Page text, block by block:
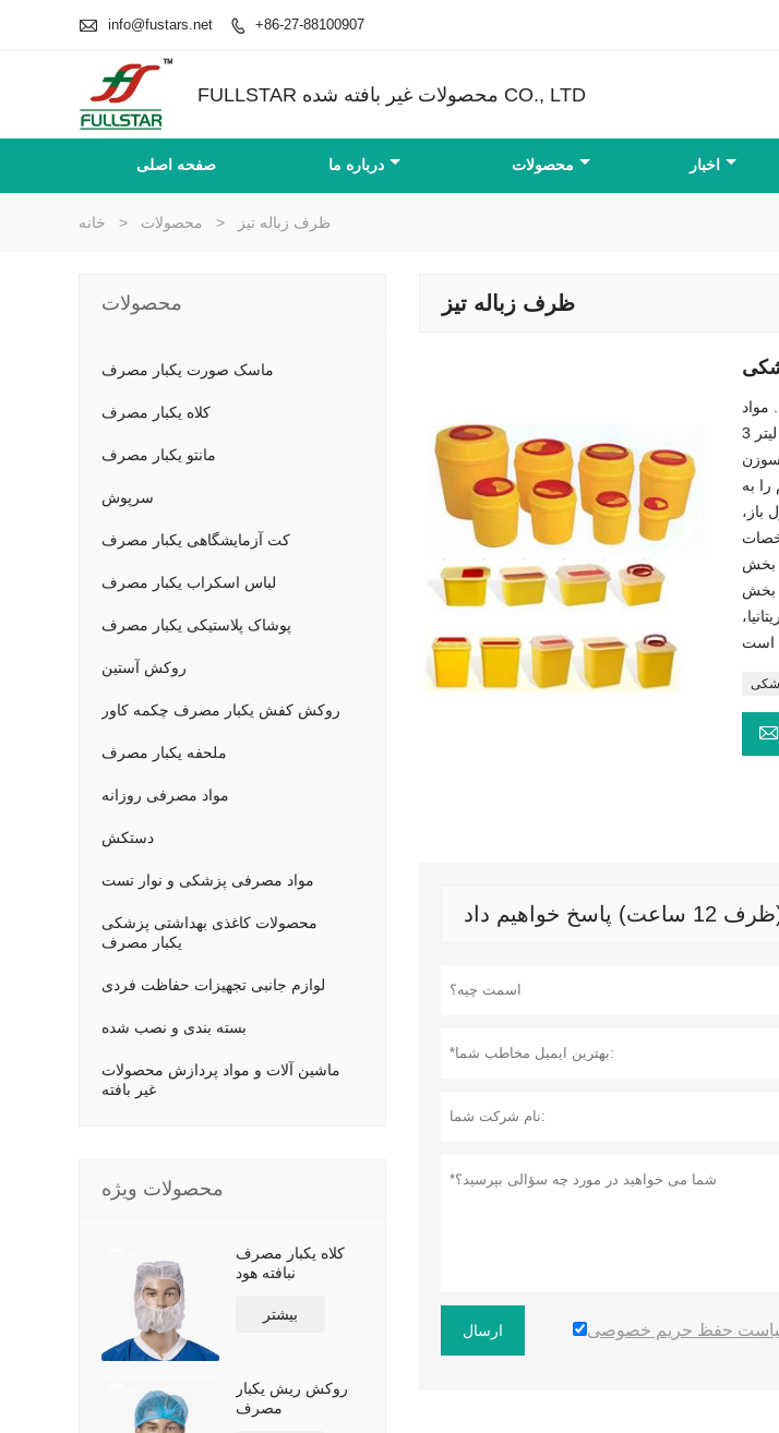
 info@fustars.net  +86-27-88100907
FULLSTAR محصولات غیر بافته شده CO., LTD
صفحه اصلی درباره ما محصولات اخبار
خانه > محصولات > ظرف زباله تیز
ظرف زباله تیز
مشخصات ظروف مدیکال شارپ / ظرف سوزن / سطل زباله 1. مواد: PP مورد تایید FDA 2. ظرفیت
(اختیاری): 5 لیتر 3. OEM ظروف / ظرف سوزنی / سطل زباله مدیکال شارپ خوش آمدید 1. کارکرد
سوزن
اطمینان از راحت و ایمن. 2. سیستم را به
ابزار آزمایشی محصول است. 3. مشخصات
بخش
بخش

داد
ارسال حفظ حریم خصوصی
محصولات
ماسک صورت یکبار مصرف
کلاه یکبار مصرف
مانتو یکبار مصرف
سرپوش
کت آزمایشگاهی یکبار مصرف
لباس اسکراب یکبار مصرف
پوشاک پلاستیکی یکبار مصرف
روکش آستین
روکش کفش یکبار مصرف چکمه کاور
ملحفه یکبار مصرف
مواد مصرفی روزانه
دستکش
مواد مصرفی پزشکی و نوار تست
محصولات کاغذی بهداشتی پزشکی
یکبار مصرف
لوازم جانبی تجهیزات حفاظت فردی
بسته بندی و نصب شده
ماشین آلات و مواد پردازش محصولات
غیر بافته
محصولات ویژه
کلاه یکبار مصرف
نبافته هود
بیشتر
روکش ریش یکبار
مصرف